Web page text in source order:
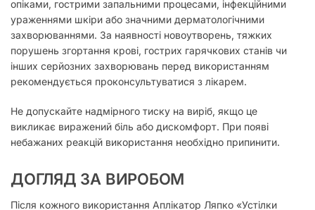
опіками, гострими запальними процесами, інфекційними
ураженнями шкіри або значними дерматологічними
захворюваннями. За наявності новоутворень, тяжких
порушень згортання крові, гострих гарячкових станів чи
інших серйозних захворювань перед використанням
рекомендується проконсультуватися з лікарем.
Не допускайте надмірного тиску на виріб, якщо це
викликає виражений біль або дискомфорт. При появі
небажаних реакцій використання необхідно припинити.
ДОГЛЯД ЗА ВИРОБОМ
Після кожного використання Аплікатор Ляпко «Устілки